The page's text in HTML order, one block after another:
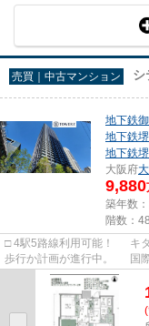
売買｜中古マンション シ
地下鉄
地下鉄
地下鉄
大阪府
9,880
築年数
階数：
□ 4駅5路線利用可能！ キタでも
歩行か計画が進行中。 国際都市の
大阪最大のタワー！ ...